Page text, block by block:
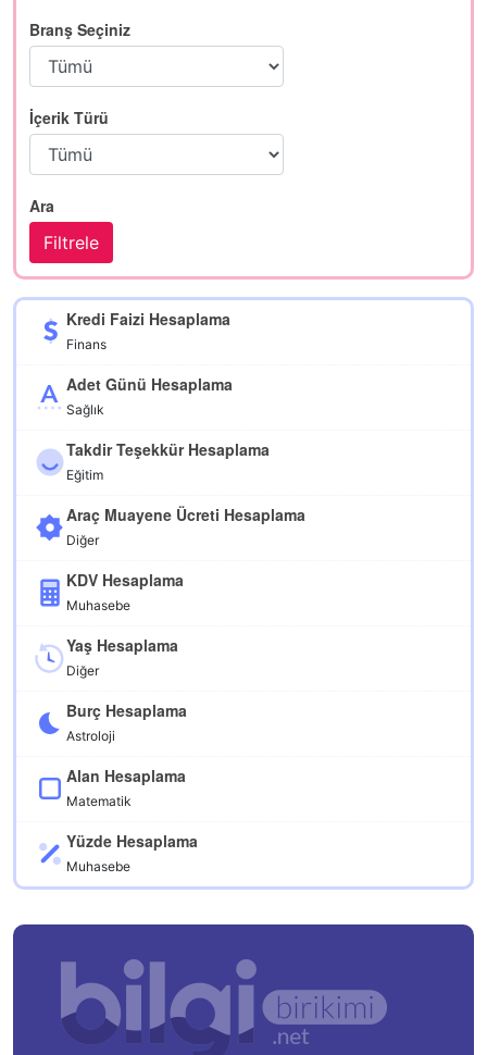
Branş Seçiniz
İçerik Türü
Ara
Kredi Faizi Hesaplama
Finans
Adet Günü Hesaplama
Sağlık
Takdir Teşekkür Hesaplama
Eğitim
Araç Muayene Ücreti Hesaplama
Diğer
KDV Hesaplama
Muhasebe
Yaş Hesaplama
Diğer
Burç Hesaplama
Astroloji
Alan Hesaplama
Matematik
Yüzde Hesaplama
Muhasebe